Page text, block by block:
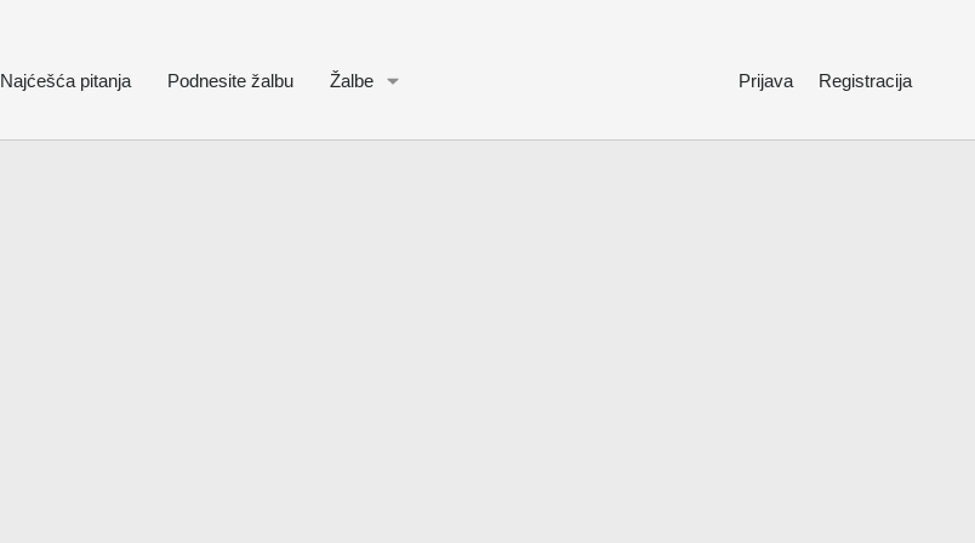
Najćešća pitanja Podnesite žalbu Žalbe Prijava Registracija